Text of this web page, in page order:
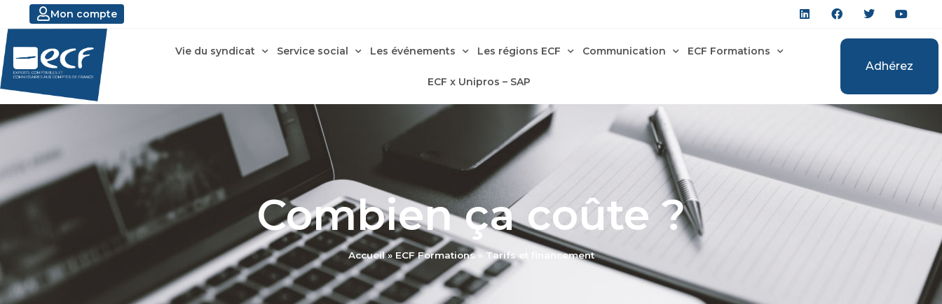
Mon compte
Vie du syndicat Service social Les événements Les régions ECF Communication ECF Formations
ECF x Unipros – SAP
Adhérez
Adhérez
Combien ça coûte ?
Accueil» ECF Formations» Tarifs et financement